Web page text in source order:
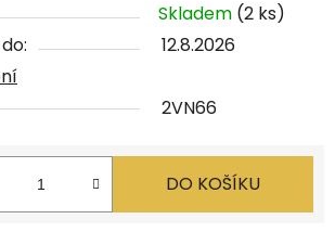
Skladem (2 ks)
12.8.2026
2VN66
DO KOŠÍKU